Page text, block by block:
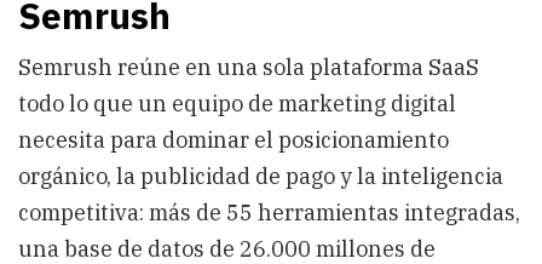
Semrush
Semrush reúne en una sola plataforma SaaS
todo lo que un equipo de marketing digital
necesita para dominar el posicionamiento
orgánico, la publicidad de pago y la inteligencia
competitiva: más de 55 herramientas integradas,
una base de datos de 26.000 millones de